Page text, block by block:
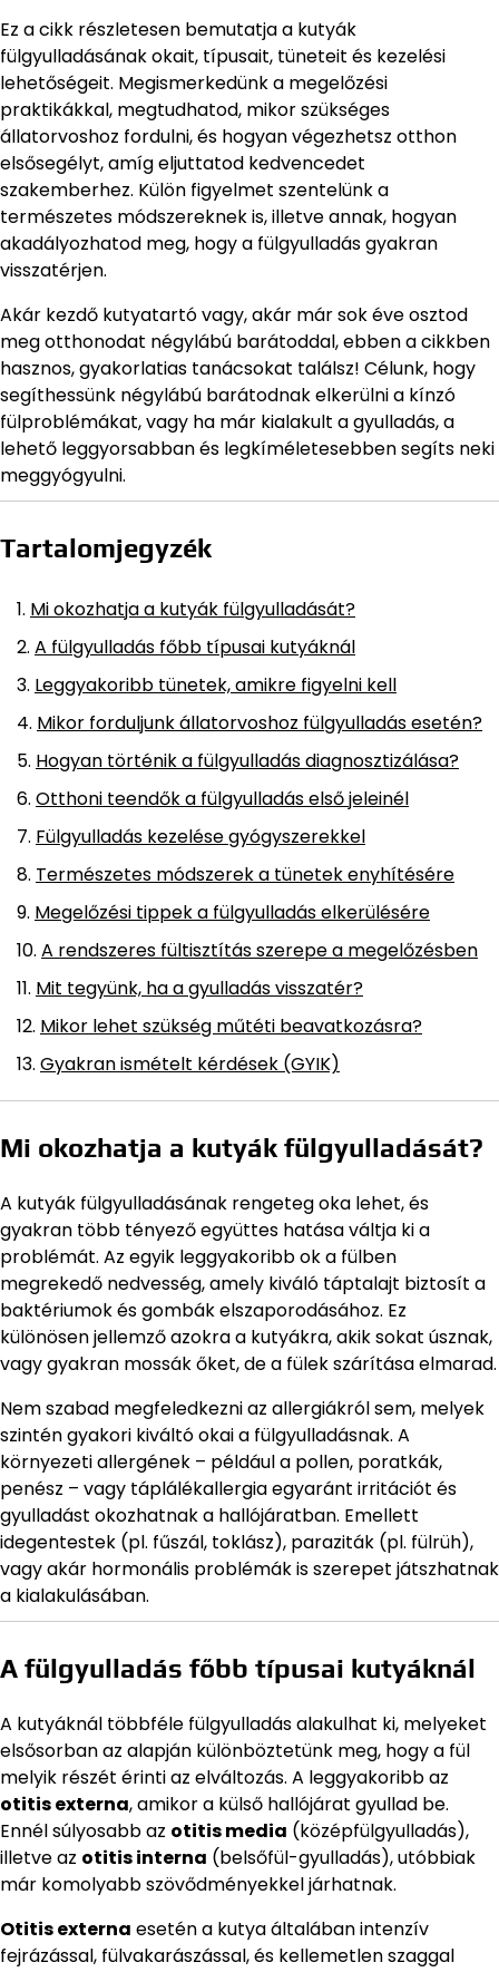
Ez a cikk részletesen bemutatja a kutyák
fülgyulladásának okait, típusait, tüneteit és kezelési
lehetőségeit. Megismerkedünk a megelőzési
praktikákkal, megtudhatod, mikor szükséges
állatorvoshoz fordulni, és hogyan végezhetsz otthon
elsősegélyt, amíg eljuttatod kedvencedet
szakemberhez. Külön figyelmet szentelünk a
természetes módszereknek is, illetve annak, hogyan
akadályozhatod meg, hogy a fülgyulladás gyakran
visszatérjen.
Akár kezdő kutyatartó vagy, akár már sok éve osztod
meg otthonodat négylábú barátoddal, ebben a cikkben
hasznos, gyakorlatias tanácsokat találsz! Célunk, hogy
segíthessünk négylábú barátodnak elkerülni a kínzó
fülproblémákat, vagy ha már kialakult a gyulladás, a
lehető leggyorsabban és legkíméletesebben segíts neki
meggyógyulni.
Tartalomjegyzék
Mi okozhatja a kutyák fülgyulladását?
A fülgyulladás főbb típusai kutyáknál
Leggyakoribb tünetek, amikre figyelni kell
Mikor forduljunk állatorvoshoz fülgyulladás esetén?
Hogyan történik a fülgyulladás diagnosztizálása?
Otthoni teendők a fülgyulladás első jeleinél
Fülgyulladás kezelése gyógyszerekkel
Természetes módszerek a tünetek enyhítésére
Megelőzési tippek a fülgyulladás elkerülésére
A rendszeres fültisztítás szerepe a megelőzésben
Mit tegyünk, ha a gyulladás visszatér?
Mikor lehet szükség műtéti beavatkozásra?
Gyakran ismételt kérdések (GYIK)
Mi okozhatja a kutyák fülgyulladását?
A kutyák fülgyulladásának rengeteg oka lehet, és
gyakran több tényező együttes hatása váltja ki a
problémát. Az egyik leggyakoribb ok a fülben
megrekedő nedvesség, amely kiváló táptalajt biztosít a
baktériumok és gombák elszaporodásához. Ez
különösen jellemző azokra a kutyákra, akik sokat úsznak,
vagy gyakran mossák őket, de a fülek szárítása elmarad.
Nem szabad megfeledkezni az allergiákról sem, melyek
szintén gyakori kiváltó okai a fülgyulladásnak. A
környezeti allergének – például a pollen, poratkák,
penész – vagy táplálékallergia egyaránt irritációt és
gyulladást okozhatnak a hallójáratban. Emellett
idegentestek (pl. fűszál, toklász), paraziták (pl. fülrüh),
vagy akár hormonális problémák is szerepet játszhatnak
a kialakulásában.
A fülgyulladás főbb típusai kutyáknál
A kutyáknál többféle fülgyulladás alakulhat ki, melyeket
elsősorban az alapján különböztetünk meg, hogy a fül
melyik részét érinti az elváltozás. A leggyakoribb az
otitis externa, amikor a külső hallójárat gyullad be.
Ennél súlyosabb az otitis media (középfülgyulladás),
illetve az otitis interna (belsőfül-gyulladás), utóbbiak
már komolyabb szövődményekkel járhatnak.
Otitis externa esetén a kutya általában intenzív
fejrázással, fülvakarászással, és kellemetlen szaggal